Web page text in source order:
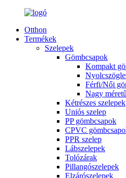
Otthon
Termékek
Szelepek
Gömbcsapok
Kompakt
Férfi/Női
Nagy
Kétrészes szelepek
Uniós szelep
PP gömbcsapok
CPVC
PPR szelep
Lábszelepek
Tolózárak
Pillangószelepek
Elzárószelepek